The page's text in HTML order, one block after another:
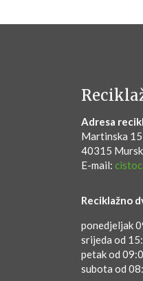
Adresa
Martinska
40315
E-mail:
Reciklažno
ponedjeljak
srijeda od
petak od
subota od